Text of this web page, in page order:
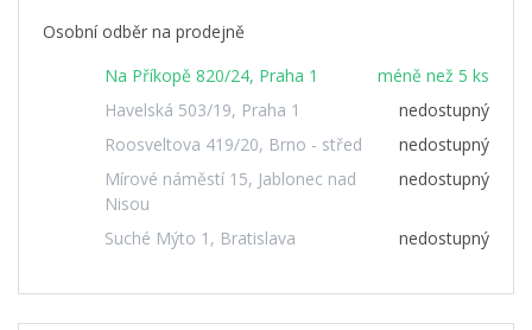
Osobní odběr na prodejně
Na Příkopě 820/24, Praha 1
méně než 5 ks
Havelská 503/19, Praha 1
nedostupný
Roosveltova 419/20, Brno - střed
nedostupný
Mírové náměstí 15, Jablonec nad
Nisou
nedostupný
Suché Mýto 1, Bratislava nedostupný